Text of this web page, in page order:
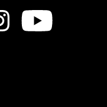
Youtube